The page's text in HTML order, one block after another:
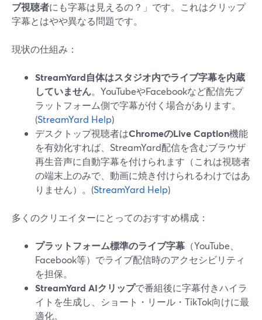
ブ視聴者にも字幕は見えるの？」です。これはクリップ
字幕とはやや異なる問題です。
現状の仕組み：
StreamYard自体はスタジオ内でライブ字幕を内蔵
していません。YouTubeやFacebookなど配信先プ
ラットフォーム側で字幕が付く場合があります。
(StreamYard Help)
デスクトップ視聴者はChromeのLive Caption機能
を有効化すれば、StreamYard配信を含むブラウザ
再生音声に自動字幕を付けられます（これは視聴者
の端末上のみで、動画に焼き付けられるわけではあ
りません）。(StreamYard Help)
多くのクリエイターにとってのおすすめ構成：
プラットフォーム標準のライブ字幕 （YouTube、
Facebook等）でライブ配信時のアクセシビリティ
を担保。
StreamYard AIクリップで番組後に字幕付きハイラ
イトを生成し、ショート・リール・TikTok向けに最
適化。